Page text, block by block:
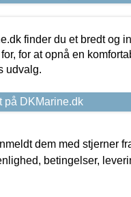
finder du et bredt og
for at opnå en
udvalg.
på DKMarine.dk
dem med stjerner
betingelser,